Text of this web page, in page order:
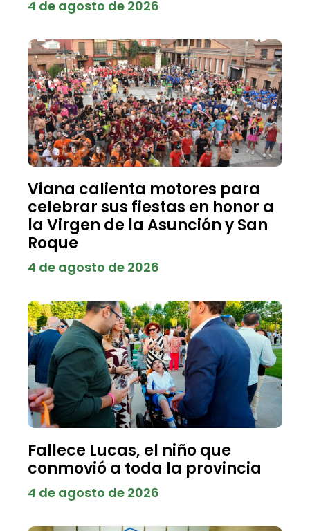
4 de agosto de 2026
Viana calienta motores para
celebrar sus fiestas en honor a
la Virgen de la Asunción y San
Roque
4 de agosto de 2026
Fallece Lucas, el niño que
conmovió a toda la provincia
4 de agosto de 2026